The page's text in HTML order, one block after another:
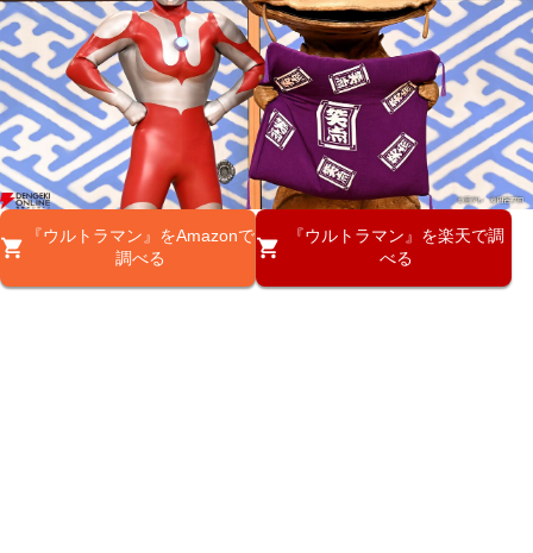
『ウルトラマン』をAmazonで
調べる
『ウルトラマン』を楽天で調
べる